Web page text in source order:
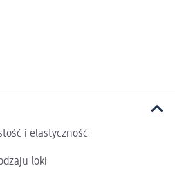
i elastyczność
loki